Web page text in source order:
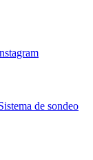
de sondeo